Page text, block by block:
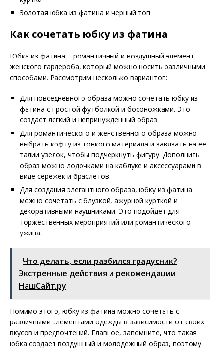
Золотая юбка из фатина и черный топ
Как сочетать юбку из фатина
Юбка из фатина – романтичный и воздушный элемент
женского гардероба, который можно носить различными
способами. Рассмотрим несколько вариантов:
Для повседневного образа можно сочетать юбку из
фатина с простой футболкой и босоножками. Это
создаст легкий и непринужденный образ.
Для романтического и женственного образа можно
выбрать кофту из тонкого материала и завязать на ее
талии узелок, чтобы подчеркнуть фигуру. Дополнить
образ можно лодочками на каблуке и аксессуарами в
виде сережек и браслетов.
Для создания элегантного образа, юбку из фатина
можно сочетать с блузкой, ажурной курткой и
декоративными наушниками. Это подойдет для
торжественных мероприятий или романтического
ужина.
Что делать, если разбился градусник?
Экстренные действия и рекомендации
НашСайт.ру
Помимо этого, юбку из фатина можно сочетать с
различными элементами одежды в зависимости от своих
вкусов и предпочтений. Главное, запомните, что такая
юбка создает воздушный и молодежный образ, поэтому